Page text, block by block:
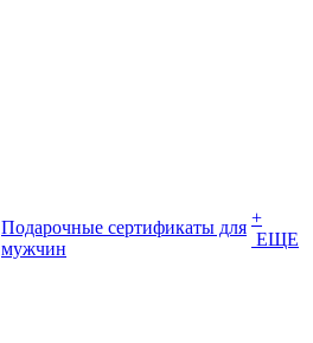
Подарочные сертификаты для
мужчин
+
ЕЩЕ